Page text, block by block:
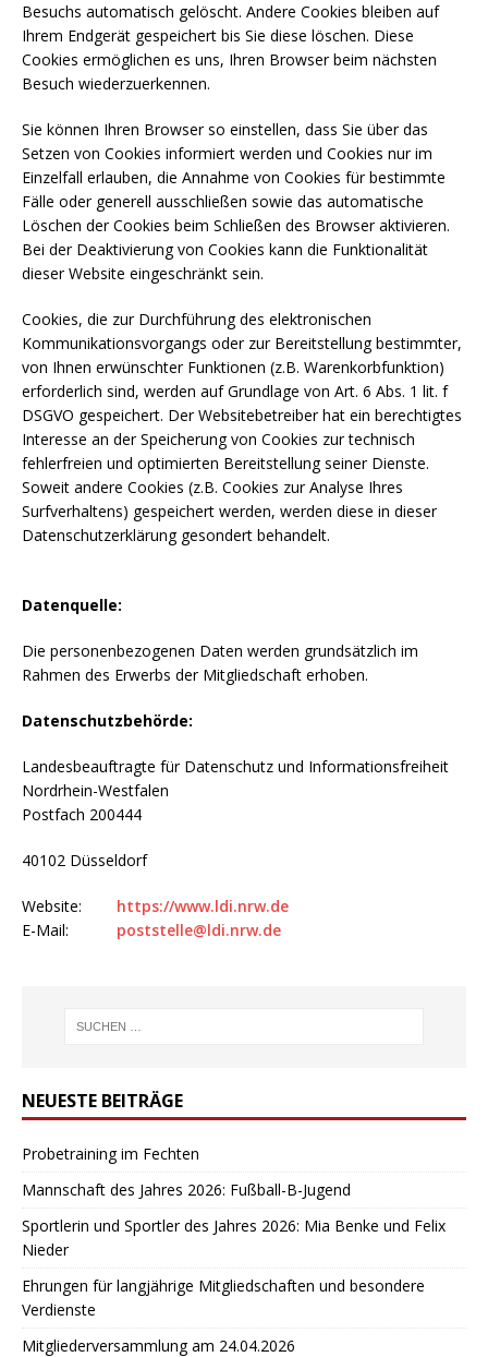
Besuchs automatisch gelöscht. Andere Cookies bleiben auf
Ihrem Endgerät gespeichert bis Sie diese löschen. Diese
Cookies ermöglichen es uns, Ihren Browser beim nächsten
Besuch wiederzuerkennen.
Sie können Ihren Browser so einstellen, dass Sie über das
Setzen von Cookies informiert werden und Cookies nur im
Einzelfall erlauben, die Annahme von Cookies für bestimmte
Fälle oder generell ausschließen sowie das automatische
Löschen der Cookies beim Schließen des Browser aktivieren.
Bei der Deaktivierung von Cookies kann die Funktionalität
dieser Website eingeschränkt sein.
Cookies, die zur Durchführung des elektronischen
Kommunikationsvorgangs oder zur Bereitstellung bestimmter,
von Ihnen erwünschter Funktionen (z.B. Warenkorbfunktion)
erforderlich sind, werden auf Grundlage von Art. 6 Abs. 1 lit. f
DSGVO gespeichert. Der Websitebetreiber hat ein berechtigtes
Interesse an der Speicherung von Cookies zur technisch
fehlerfreien und optimierten Bereitstellung seiner Dienste.
Soweit andere Cookies (z.B. Cookies zur Analyse Ihres
Surfverhaltens) gespeichert werden, werden diese in dieser
Datenschutzerklärung gesondert behandelt.
Datenquelle:
Die personenbezogenen Daten werden grundsätzlich im
Rahmen des Erwerbs der Mitgliedschaft erhoben.
Datenschutzbehörde:
Landesbeauftragte für Datenschutz und Informationsfreiheit
Nordrhein-Westfalen
Postfach 200444
40102 Düsseldorf
Website: https://www.ldi.nrw.de
E-Mail: poststelle@ldi.nrw.de
NEUESTE BEITRÄGE
Probetraining im Fechten
Mannschaft des Jahres 2026: Fußball-B-Jugend
Sportlerin und Sportler des Jahres 2026: Mia Benke und Felix
Nieder
Ehrungen für langjährige Mitgliedschaften und besondere
Verdienste
Mitgliederversammlung am 24.04.2026